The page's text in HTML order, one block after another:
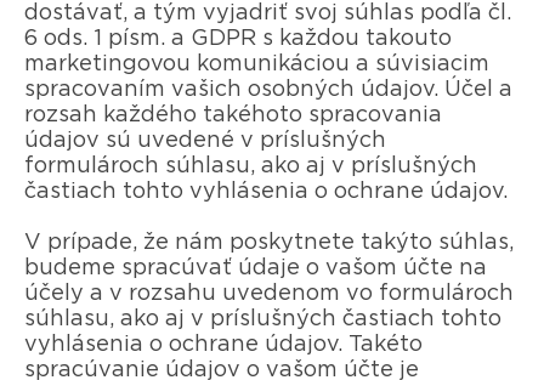
dostávať, a tým vyjadriť svoj súhlas podľa čl.
6 ods. 1 písm. a GDPR s každou takouto
marketingovou komunikáciou a súvisiacim
spracovaním vašich osobných údajov. Účel a
rozsah každého takéhoto spracovania
údajov sú uvedené v príslušných
formulároch súhlasu, ako aj v príslušných
častiach tohto vyhlásenia o ochrane údajov.
V prípade, že nám poskytnete takýto súhlas,
budeme spracúvať údaje o vašom účte na
účely a v rozsahu uvedenom vo formulároch
súhlasu, ako aj v príslušných častiach tohto
vyhlásenia o ochrane údajov. Takéto
spracúvanie údajov o vašom účte je